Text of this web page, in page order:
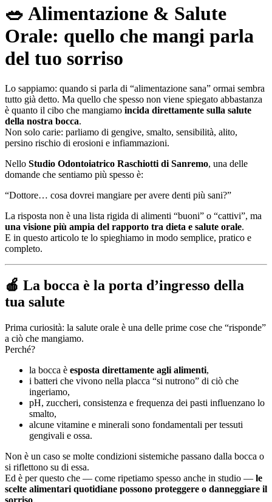
🥗 Alimentazione & Salute
Orale: quello che mangi parla
del tuo sorriso
Lo sappiamo: quando si parla di “alimentazione sana” ormai sembra
tutto già detto. Ma quello che spesso non viene spiegato abbastanza
è quanto il cibo che mangiamo incida direttamente sulla salute
della nostra bocca.
Non solo carie: parliamo di gengive, smalto, sensibilità, alito,
persino rischio di erosioni e infiammazioni.
Nello Studio Odontoiatrico Raschiotti di Sanremo, una delle
domande che sentiamo più spesso è:
“Dottore… cosa dovrei mangiare per avere denti più sani?”
La risposta non è una lista rigida di alimenti “buoni” o “cattivi”, ma
una visione più ampia del rapporto tra dieta e salute orale.
E in questo articolo te lo spieghiamo in modo semplice, pratico e
completo.
🍎 La bocca è la porta d’ingresso della
tua salute
Prima curiosità: la salute orale è una delle prime cose che “risponde”
a ciò che mangiamo.
Perché?
la bocca è esposta direttamente agli alimenti,
i batteri che vivono nella placca “si nutrono” di ciò che
ingeriamo,
pH, zuccheri, consistenza e frequenza dei pasti influenzano lo
smalto,
alcune vitamine e minerali sono fondamentali per tessuti
gengivali e ossa.
Non è un caso se molte condizioni sistemiche passano dalla bocca o
si riflettono su di essa.
Ed è per questo che — come ripetiamo spesso anche in studio — le
scelte alimentari quotidiane possono proteggere o danneggiare il
sorriso.